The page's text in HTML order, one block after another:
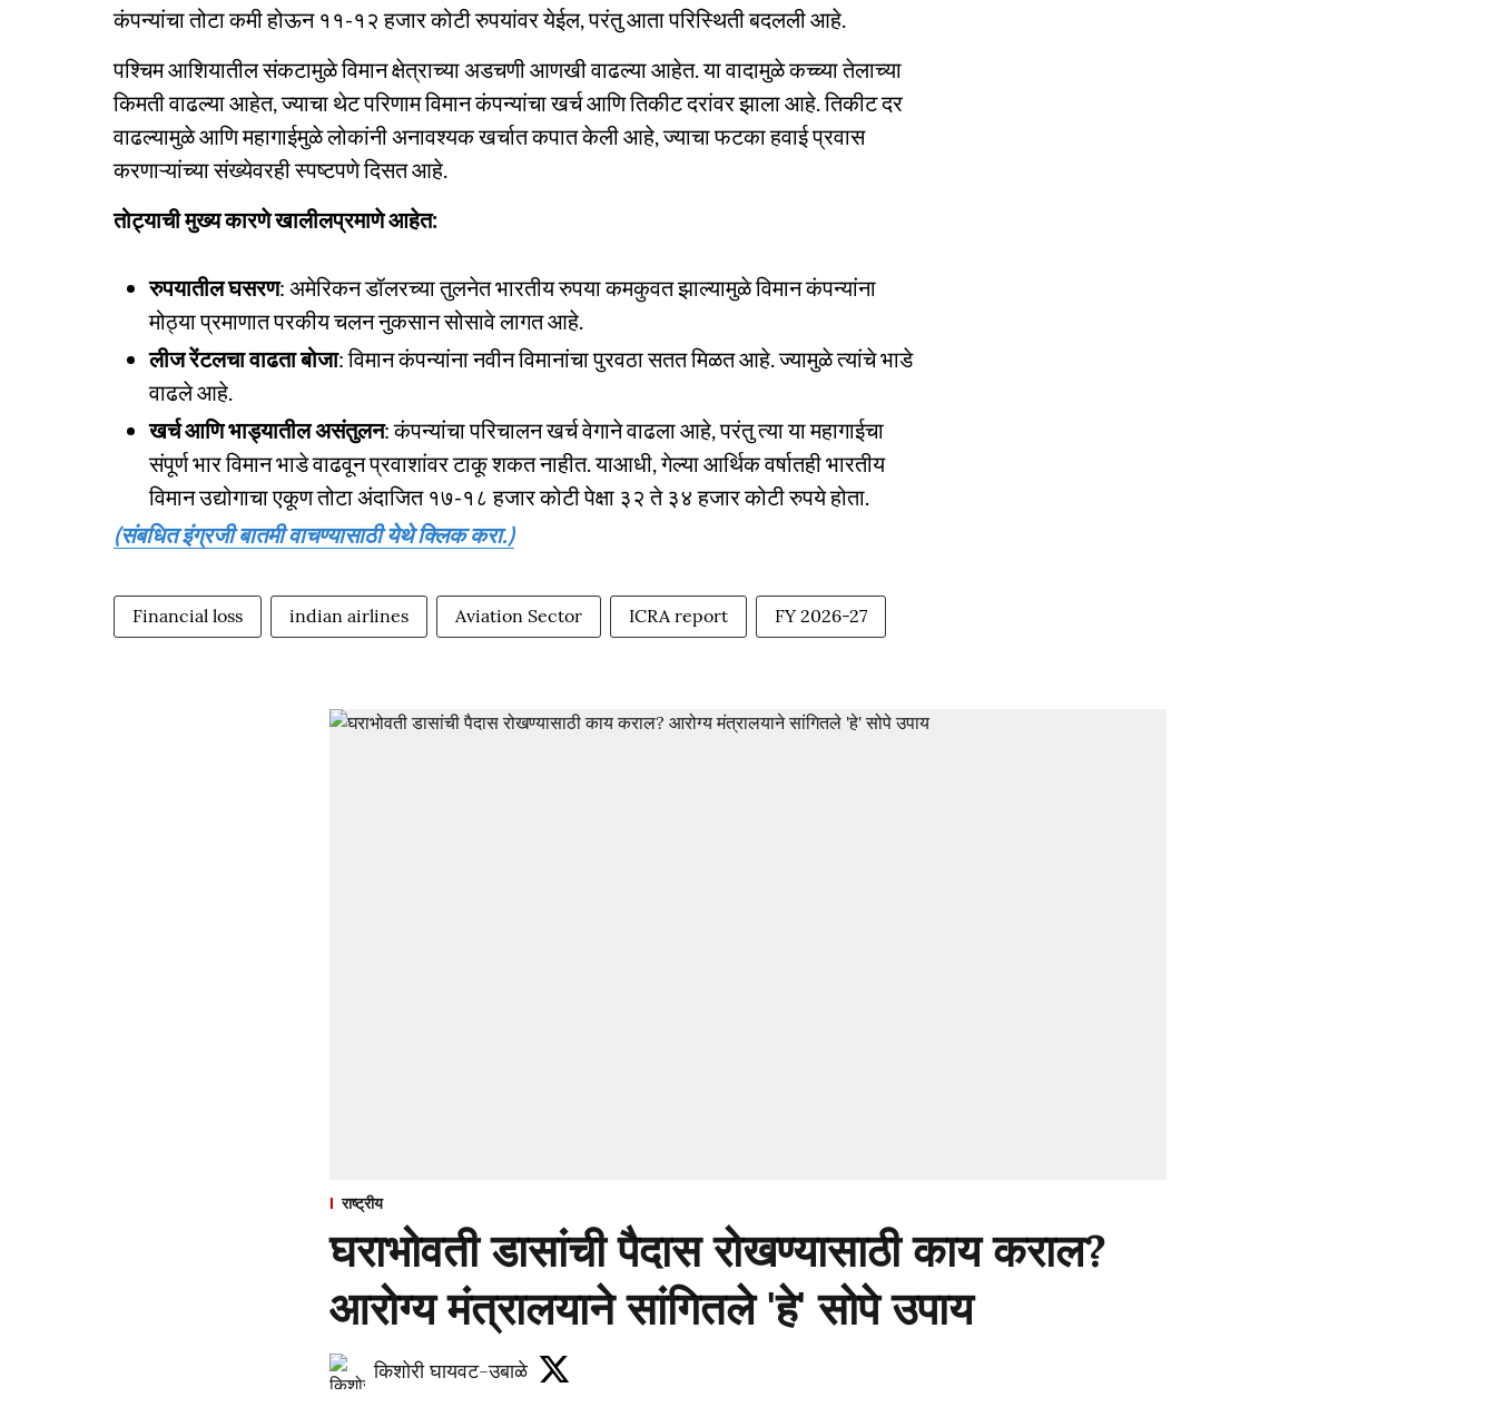
कंपन्यांचा तोटा कमी होऊन ११-१२ हजार कोटी रुपयांवर येईल, परंतु आता परिस्थिती बदलली आहे.
पश्चिम आशियातील संकटामुळे विमान क्षेत्राच्या अडचणी आणखी वाढल्या आहेत. या वादामुळे कच्च्या तेलाच्या
किमती वाढल्या आहेत, ज्याचा थेट परिणाम विमान कंपन्यांचा खर्च आणि तिकीट दरांवर झाला आहे. तिकीट दर
वाढल्यामुळे आणि महागाईमुळे लोकांनी अनावश्यक खर्चात कपात केली आहे, ज्याचा फटका हवाई प्रवास
करणाऱ्यांच्या संख्येवरही स्पष्टपणे दिसत आहे.
तोट्याची मुख्य कारणे खालीलप्रमाणे आहेत:
रुपयातील घसरण: अमेरिकन डॉलरच्या तुलनेत भारतीय रुपया कमकुवत झाल्यामुळे विमान कंपन्यांना
मोठ्या प्रमाणात परकीय चलन नुकसान सोसावे लागत आहे.
लीज रेंटलचा वाढता बोजा: विमान कंपन्यांना नवीन विमानांचा पुरवठा सतत मिळत आहे. ज्यामुळे त्यांचे भाडे
वाढले आहे.
खर्च आणि भाड्यातील असंतुलन: कंपन्यांचा परिचालन खर्च वेगाने वाढला आहे, परंतु त्या या महागाईचा
संपूर्ण भार विमान भाडे वाढवून प्रवाशांवर टाकू शकत नाहीत. याआधी, गेल्या आर्थिक वर्षातही भारतीय
विमान उद्योगाचा एकूण तोटा अंदाजित १७-१८ हजार कोटी पेक्षा ३२ ते ३४ हजार कोटी रुपये होता.
(संबधित इंग्रजी बातमी वाचण्यासाठी येथे क्लिक करा.)
Financial loss indian airlines Aviation Sector ICRA report FY 2026-27
राष्ट्रीय
घराभोवती डासांची पैदास रोखण्यासाठी काय कराल?
आरोग्य मंत्रालयाने सांगितले 'हे' सोपे उपाय
किशोरी घायवट-उबाळे